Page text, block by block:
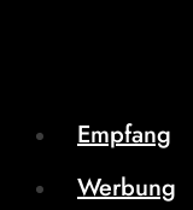
Empfang
Werbung